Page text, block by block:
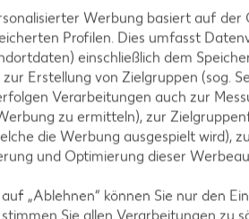
gut andrücken, damit sich
zubereiten und
Werbung basiert auf
Profilen. Dies umfasst
einschließlich dem
Erstellung von Zielgruppen (sog.
Verarbeitungen auch zur
zu ermitteln), zur
die Werbung ausgespielt wird),
und Optimierung dieser
„Ablehnen“ können Sie nur den
Sie allen Verarbeitungen zu